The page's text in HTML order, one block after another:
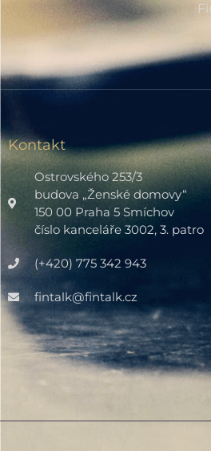
Kontakt
Ostrovského 253/3
budova „Ženské domovy“
150 00 Praha 5 Smíchov
číslo kanceláře 3002, 3. patro
(+420) 775 342 943
fintalk@fintalk.cz